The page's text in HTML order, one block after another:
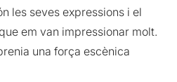
les seves expressions i el
em van impressionar molt.
una força escènica